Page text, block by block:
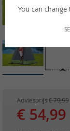
Adviesprijs € 79,99
€ 54,99
You can